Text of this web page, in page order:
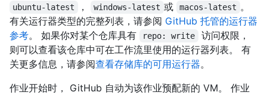
ubuntu-latest ， windows-latest 或 macos-latest 。
有关运行器类型的完整列表，请参阅 GitHub 托管的运行器
参考。 如果你对某个仓库具有 repo: write
访问权限，
则可以查看该仓库中可在工作流里使用的运行器列表。 有
关更多信息，请参阅查看存储库的可用运行器。
作业开始时， GitHub 自动为该作业预配新的 VM。 作业